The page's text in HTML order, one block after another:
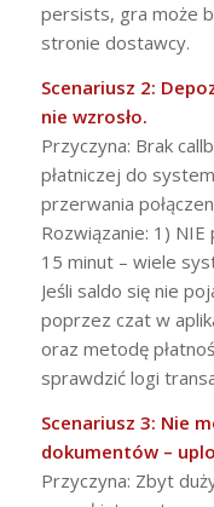
persists, gra może
stronie dostawcy.
Scenariusz 2:
nie wzrosło.
Przyczyna: Brak
płatniczej do
przerwania
Rozwiązanie: 1)
15 minut – wiele
Jeśli saldo się nie
poprzez czat w
oraz metodę
sprawdzić logi
Scenariusz 3: Nie
dokumentów –
Przyczyna: Zbyt